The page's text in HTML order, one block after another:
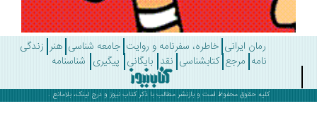
رمان ایرانی خاطره، سفرنامه و روایت جامعه شناسی هنر زندگی
مرجع کتابشناسی نقد بایگانی پیگیری شناسنامه
کلیه حقوق محفوظ است و بازنشر مطالب با ذکرکتاب نیوزو درج لینک، بلامانع .